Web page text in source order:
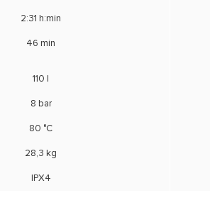
2:31 h:min
46 min
110 l
8 bar
80 °C
28,3 kg
IPX4